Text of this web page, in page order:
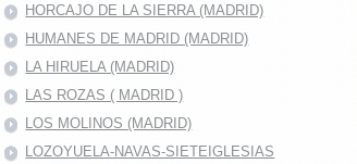
HORCAJO DE LA SIERRA (MADRID)
HUMANES DE MADRID (MADRID)
LA HIRUELA (MADRID)
LAS ROZAS ( MADRID )
LOS MOLINOS (MADRID)
LOZOYUELA-NAVAS-SIETEIGLESIAS